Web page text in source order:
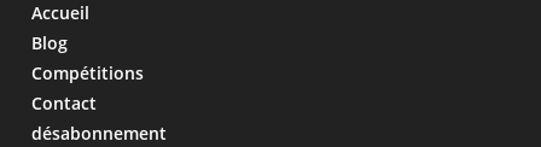
Accueil
Blog
Compétitions
Contact
désabonnement